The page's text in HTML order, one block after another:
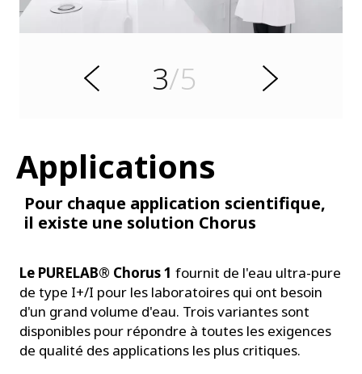
P
r
é
e
3/5
S
u
Applications
Pour chaque application scientifique,
il existe une solution Chorus
Le PURELAB® Chorus 1 fournit de l'eau ultra-pure
de type I+/I pour les laboratoires qui ont besoin
d'un grand volume d'eau. Trois variantes sont
disponibles pour répondre à toutes les exigences
de qualité des applications les plus critiques.